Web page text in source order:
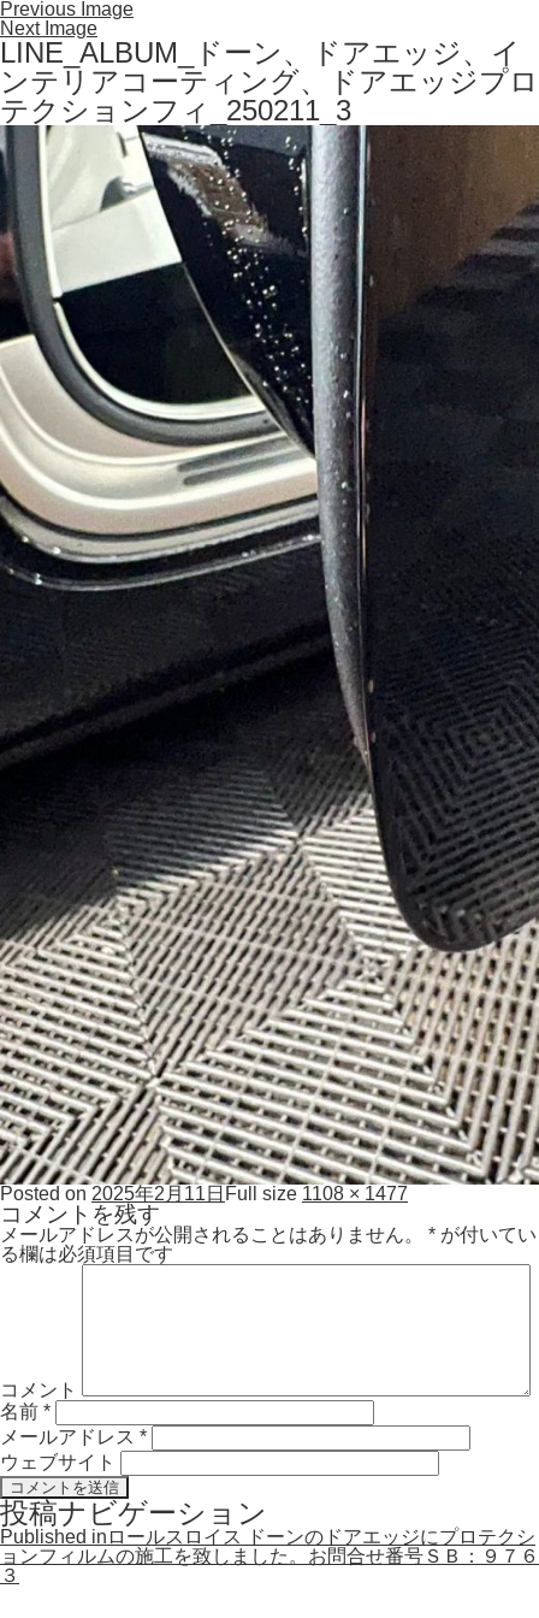
Previous Image
Next Image
LINE_ALBUM_ドーン、ドアエッジ、イ
ンテリアコーティング、ドアエッジプロ
テクションフィ_250211_3
Posted on 2025年2月11日 Full size 1108 × 1477
コメントを残す
メールアドレスが公開されることはありません。 * が付いてい
る欄は必須項目です
コメント
名前 *
メールアドレス *
ウェブサイト
投稿ナビゲーション
Published in ロールスロイス ドーンのドアエッジにプロテクシ
ョンフィルムの施工を致しました。お問合せ番号ＳＢ：９７６
３